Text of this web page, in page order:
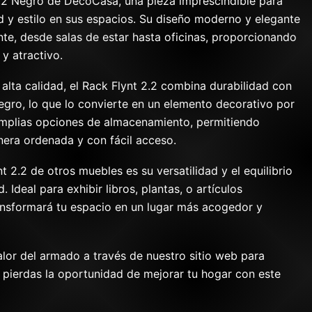
y estilo en sus espacios. Su diseño moderno y elegante
desde salas de estar hasta oficinas, proporcionando
y atractivo.
calidad, el Rack Flynt 2.2 combina durabilidad con
lo que lo convierte en un elemento decorativo por
opciones de almacenamiento, permitiendo
ordenada y con fácil acceso.
2.2 de otros muebles es su versatilidad y el equilibrio
Ideal para exhibir libros, plantas, o artículos
tu espacio en un lugar más acogedor y
del armado a través de nuestro sitio web para
la oportunidad de mejorar tu hogar con este